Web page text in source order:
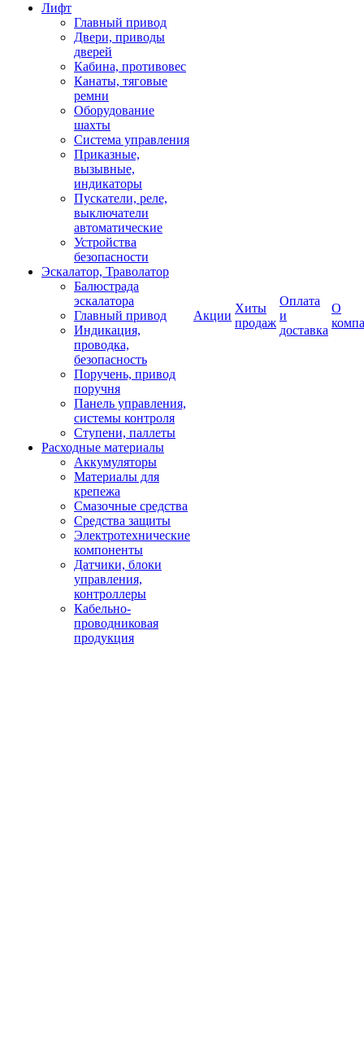
Лифт
Главный привод
Двери, приводы
дверей
Кабина, противовес
Канаты, тяговые
ремни
Оборудование
шахты
Система управления
Приказные,
вызывные,
индикаторы
Пускатели, реле,
выключатели
автоматические
Устройства
безопасности
Эскалатор, Траволатор
Балюстрада
эскалатора
Главный привод
Индикация,
проводка,
безопасность
Поручень, привод
поручня
Панель управления,
системы контроля
Ступени, паллеты
Расходные материалы
Аккумуляторы
Материалы для
крепежа
Смазочные средства
Средства защиты
Электротехнические
компоненты
Датчики, блоки
управления,
контроллеры
Кабельно-
проводниковая
продукция
Акции
Хиты
продаж
Оплата
и
доставка
О